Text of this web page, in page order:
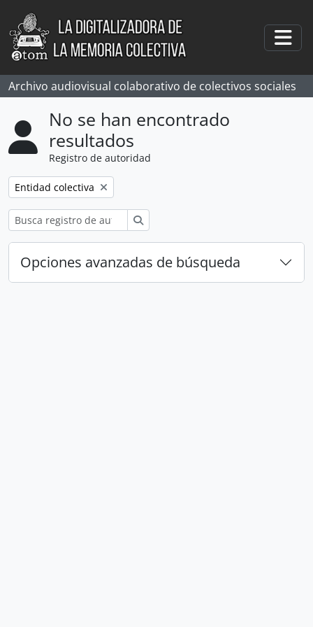
Skip to main content
Archivo audiovisual colaborativo de colectivos sociales
No se han encontrado
resultados
Registro de autoridad
Remove filter:
Entidad colectiva
Opciones avanzadas de búsqueda